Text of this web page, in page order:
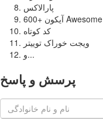
پارالاکس
600+ آیکون Awesome
کد کوتاه
ویجت خوراک توییتر
و...
پرسش و پاسخ